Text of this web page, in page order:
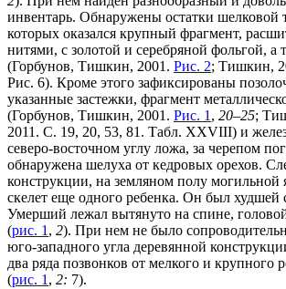
инвентарь. Обнаружены остатки шелковой
которых оказался крупный фрагмент,
нитями, с золотой и серебряной фольгой, а
(Горбунов, Тишкин, 2001. Рис. 2; Тишкин,
Рис. 6). Кроме этого зафиксированы
указанные застежки, фрагмент
(Горбунов, Тишкин, 2001. Рис. 1 , 20–25;
2011. С. 19, 20, 53, 81. Табл. XXVIII) и
северо-восточном углу ложа, за черепом
обнаружена шелуха от кедровых орехов.
конструкции, на земляном полу могильной
скелет еще одного ребенка. Он был худшей
Умерший лежал вытянуто на спине,
(рис. 1 , 2). При нем не было
юго-западного угла деревянной
два ряда позвонков от мелкого и крупного
(рис. 1 , 2: 7).